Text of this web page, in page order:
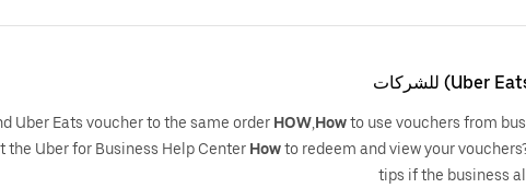
Uber Eats voucher to the same order HOW Howto use vouchers from
Uber for Business Help Center Howto redeem and view your
tips if the business